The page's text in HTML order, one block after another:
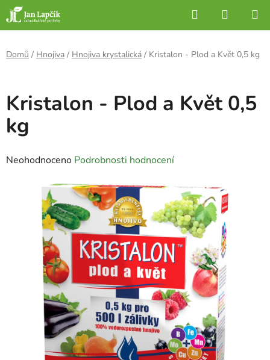
Přejít
na
obsah
Hledat
KOŠÍK
Domů / Hnojiva / Hnojiva krystalická / Kristalon - Plod a Květ 0,5 kg
Kristalon - Plod a Květ 0,5
kg
Průměrné
hvězdiček.
Neohodnoceno Podrobnosti hodnocení